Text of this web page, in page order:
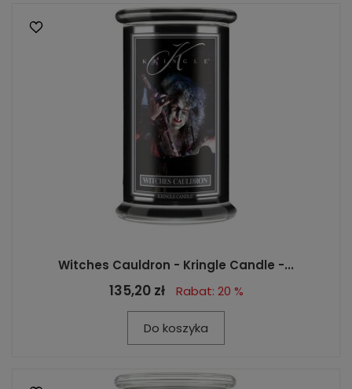
Witches Cauldron - Kringle Candle -...
135,20 zł Rabat: 20 %
Do koszyka